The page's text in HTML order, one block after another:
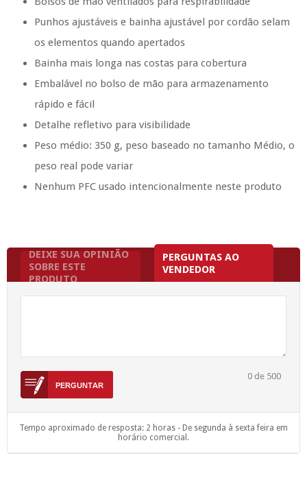
Punhos ajustáveis ​​e bainha ajustável por cordão selam
os elementos quando apertados
Bainha mais longa nas costas para cobertura
Embalável no bolso de mão para armazenamento
rápido e fácil
Detalhe refletivo para visibilidade
Peso médio: 350 g, peso baseado no tamanho Médio, o
peso real pode variar
Nenhum PFC usado intencionalmente neste produto
DEIXE SUA OPINIÃO
SOBRE ESTE
PRODUTO
PERGUNTAS AO
VENDEDOR
0 de 500
Tempo aproximado de resposta: 2 horas - De segunda à sexta feira em
horário comercial.